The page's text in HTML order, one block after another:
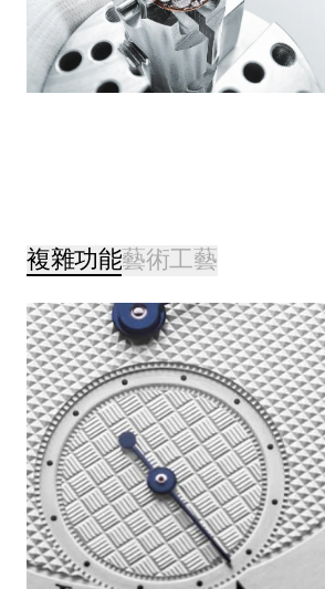
複雜功能藝術工藝